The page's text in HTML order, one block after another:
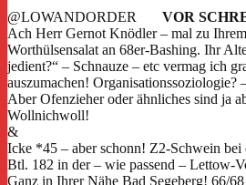
@LOWANDORDER VOR
Ach Herr Gernot Knödler – mal zu
Worthülsensalat an 68er-Bashing. Ihr
jedient?“ – Schnauze – etc vermag ich
auszumachen! Organisationssoziologie?
Aber Ofenzieher oder ähnliches sind ja
Wollnichwoll!
&
Icke *45 – aber schonn! Z2-Schwein bei
Btl. 182 in der – wie passend – Lettow-
Ganz in Ihrer Nähe Bad Segeberg! 66/68